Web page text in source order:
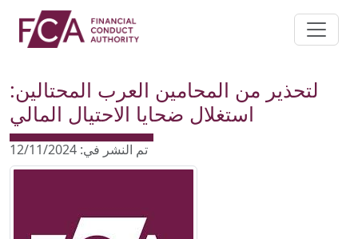
لتحذير من المحامين العرب المحتالين:
استغلال ضحايا الاحتيال المالي
تم النشر في: 12/11/2024